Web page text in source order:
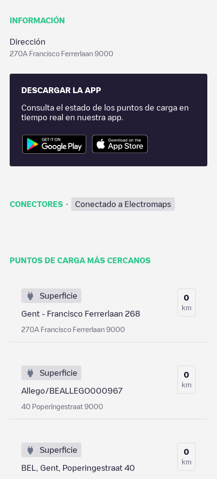
INFORMACIÓN
Dirección
270A Francisco Ferrerlaan 9000
DESCARGAR LA APP
Consulta el estado de los puntos de carga en
tiempo real en nuestra app.
CONECTORES · Conectado a Electromaps
PUNTOS DE CARGA MÁS CERCANOS
Superficie
Gent - Francisco Ferrerlaan 268
270A Francisco Ferrerlaan 9000
0
km
Superficie
Allego/BEALLEGO000967
40 Poperingestraat 9000
0
km
Superficie
BEL, Gent, Poperingestraat 40
0
km